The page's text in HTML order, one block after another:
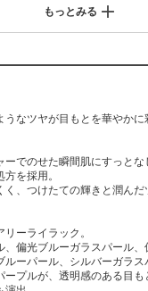
ロン酸Na,ホホバ種子油,カニ
アスコルビル,合成フルオロ
もっとみる
うなツヤが目もとを華やか
ーでのせた瞬間肌にすっと
を採用。
、つけたての輝きと潤んだ
ーライラック。
、偏光ブルーガラスパール
ーパール、シルバーガラス
プルが、透明感のある目も